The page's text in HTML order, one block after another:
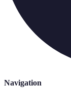
Navigation